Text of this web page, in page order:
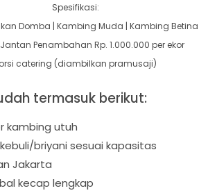
Spesifikasi:
Domba | Kambing Muda | Kambing Betina
Penambahan Rp. 1.000.000 per ekor
catering (diambilkan pramusaji)
termasuk berikut:
kambing utuh
briyani sesuai kapasitas
Jakarta
kecap lengkap